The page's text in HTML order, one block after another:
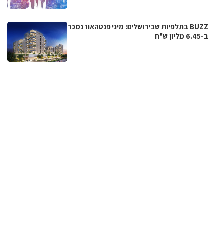
BUZZ בתלפיות שבירושלים: מיני פנטהאוז נמכר
ב-6.45 מליון ש"ח